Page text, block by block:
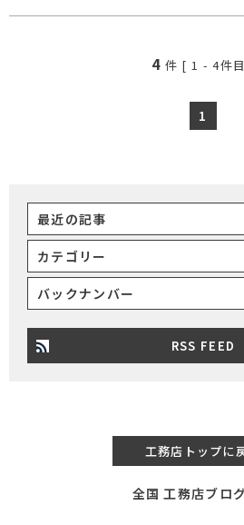
4 件 [1 -4件
1
最近の記事
カテゴリー
バックナンバー
RSS FEED
工務店トップに
全国 工務店ブロ